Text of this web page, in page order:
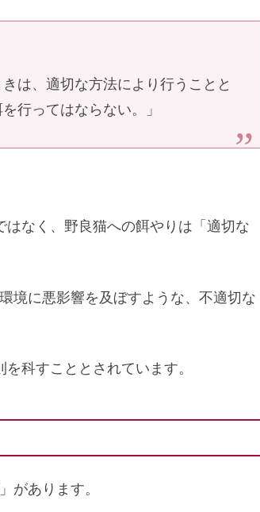
は、適切な方法により行うことと
行ってはならない。」
なく、野良猫への餌やりは「適切な
境に悪影響を及ぼすような、不適切な
科すこととされています。
があります。